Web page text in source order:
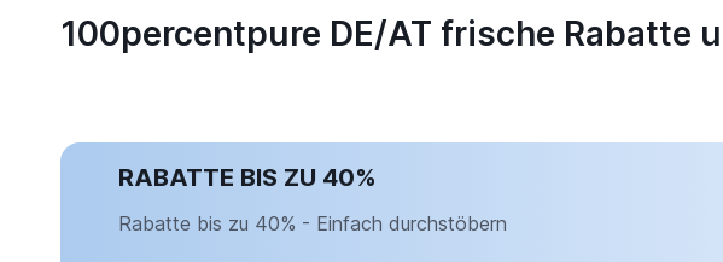
100percentpure DE/AT frische
RABATTE BIS ZU 40%
Rabatte bis zu 40% - Einfach durchstöbern